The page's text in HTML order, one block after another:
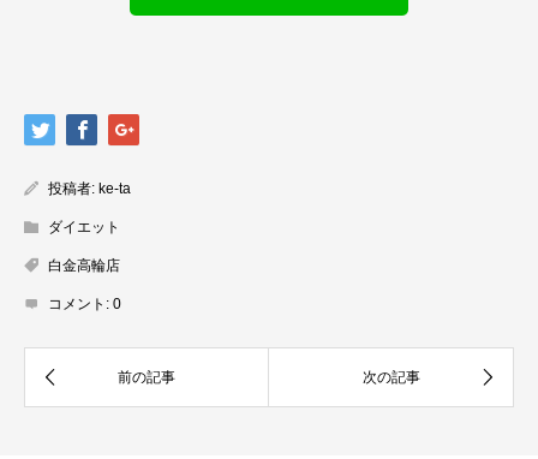
投稿者: ke-ta
ダイエット
白金高輪店
コメント: 0